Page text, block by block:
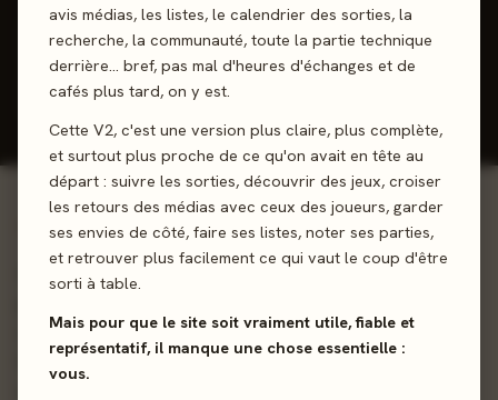
avis médias, les listes, le calendrier des sorties, la
recherche, la communauté, toute la partie technique
derrière… bref, pas mal d'heures d'échanges et de
cafés plus tard, on y est.
Cette V2, c'est une version plus claire, plus complète,
et surtout plus proche de ce qu'on avait en tête au
départ : suivre les sorties, découvrir des jeux, croiser
les retours des médias avec ceux des joueurs, garder
ses envies de côté, faire ses listes, noter ses parties,
et retrouver plus facilement ce qui vaut le coup d'être
sorti à table.
Mais pour que le site soit vraiment utile, fiable et
représentatif, il manque une chose essentielle :
vous.
J'ai joué Envie de jouer Wishlist
Donner mon avis
01 - LE JEU
Plongez dans l'espace avec From the Moon, un bon gros
science-fiction ! On l'attend de pied ferme ! Dans From the
Moon, les joueurs sont des représentants de factions